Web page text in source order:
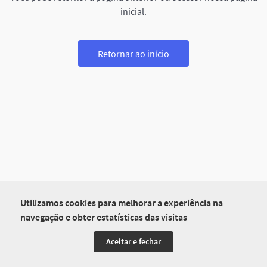
Utilizamos cookies para melhorar a experiência na
navegação e obter estatísticas das visitas
Aceitar e fechar
inicial.
Retornar ao início